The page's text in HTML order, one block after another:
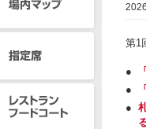
第1
●
●
●